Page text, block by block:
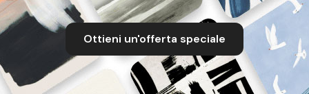
Ottieni un'offerta speciale